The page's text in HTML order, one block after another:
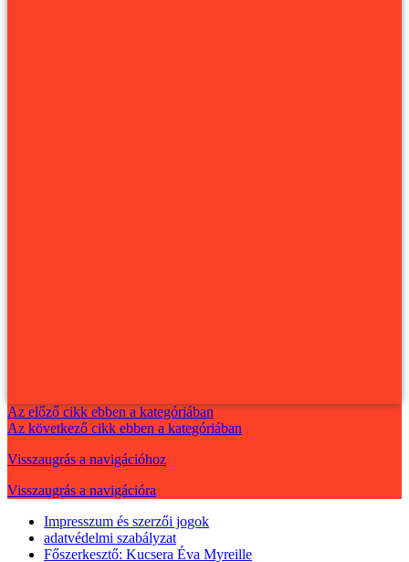
Az előző cikk ebben a kategóriában
Az következő cikk ebben a kategóriában
Visszaugrás a navigációhoz
Visszaugrás a navigációra
Impresszum és szerzői jogok
adatvédelmi szabályzat
Főszerkesztő: Kucsera Éva Myreille